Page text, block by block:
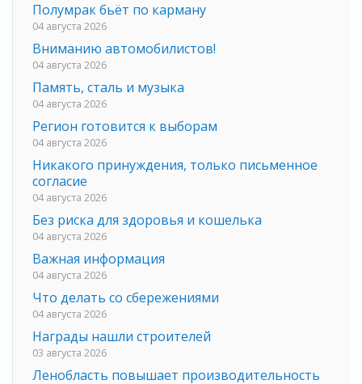
Полумрак бьёт по карману
04 августа 2026
Вниманию автомобилистов!
04 августа 2026
Память, сталь и музыка
04 августа 2026
Регион готовится к выборам
04 августа 2026
Никакого принуждения, только письменное
согласие
04 августа 2026
Без риска для здоровья и кошелька
04 августа 2026
Важная информация
04 августа 2026
Что делать со сбережениями
04 августа 2026
Награды нашли строителей
03 августа 2026
Ленобласть повышает производительность